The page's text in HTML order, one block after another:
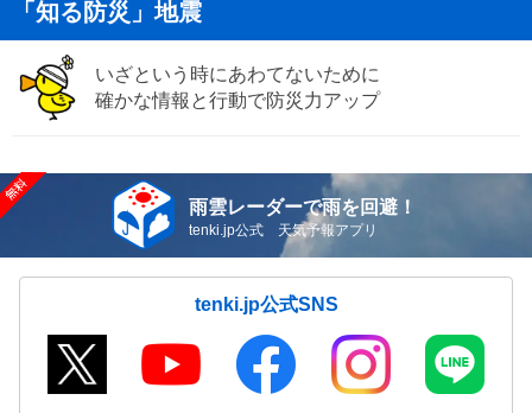
「知る防災」地震
いざという時にあわてないために
確かな情報と行動で防災力アップ
雨雲レーダーで雨を回避！
tenki.jp公式 天気予報アプリ
tenki.jp公式SNS